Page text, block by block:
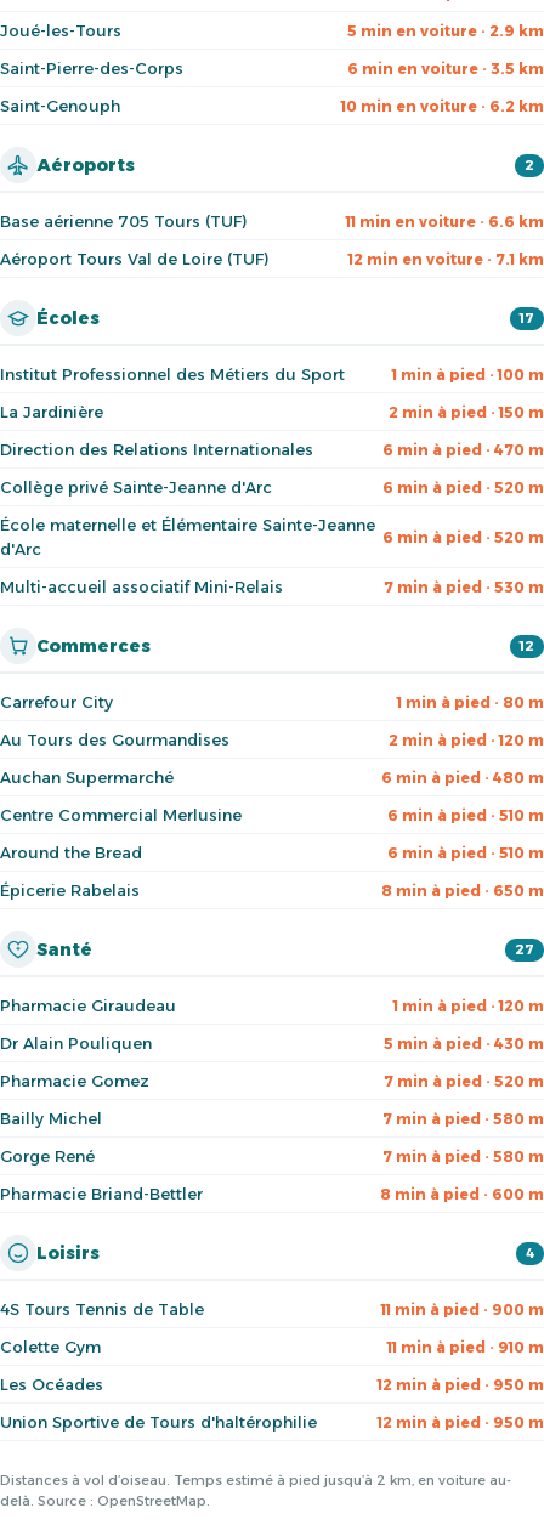
Joué-les-Tours 5 min en voiture · 2.9 km
Saint-Pierre-des-Corps 6 min en voiture · 3.5 km
Saint-Genouph 10 min en voiture · 6.2 km
Aéroports 2
Base aérienne 705 Tours (TUF) 11 min en voiture · 6.6 km
Aéroport Tours Val de Loire (TUF) 12 min en voiture · 7.1 km
Écoles 17
Institut Professionnel des Métiers du Sport 1 min à pied · 100 m
La Jardinière 2 min à pied · 150 m
Direction des Relations Internationales 6 min à pied · 470 m
Collège privé Sainte-Jeanne d'Arc 6 min à pied · 520 m
École maternelle et Élémentaire Sainte-Jeanne
d'Arc
6 min à pied · 520 m
Multi-accueil associatif Mini-Relais 7 min à pied · 530 m
Commerces 12
Carrefour City 1 min à pied · 80 m
Au Tours des Gourmandises 2 min à pied · 120 m
Auchan Supermarché 6 min à pied · 480 m
Centre Commercial Merlusine 6 min à pied · 510 m
Around the Bread 6 min à pied · 510 m
Épicerie Rabelais 8 min à pied · 650 m
Santé 27
Pharmacie Giraudeau 1 min à pied · 120 m
Dr Alain Pouliquen 5 min à pied · 430 m
Pharmacie Gomez 7 min à pied · 520 m
Bailly Michel 7 min à pied · 580 m
Gorge René 7 min à pied · 580 m
Pharmacie Briand-Bettler 8 min à pied · 600 m
Loisirs 4
4S Tours Tennis de Table 11 min à pied · 900 m
Colette Gym 11 min à pied · 910 m
Les Océades 12 min à pied · 950 m
Union Sportive de Tours d'haltérophilie 12 min à pied · 950 m
Distances à vol d’oiseau. Temps estimé à pied jusqu’à 2 km, en voiture au-
delà. Source : OpenStreetMap.